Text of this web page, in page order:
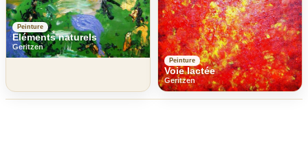
Peinture
Eléments naturels
Geritzen
Peinture
Voie lactée
Geritzen